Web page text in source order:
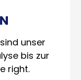
unser
bis zur
right.